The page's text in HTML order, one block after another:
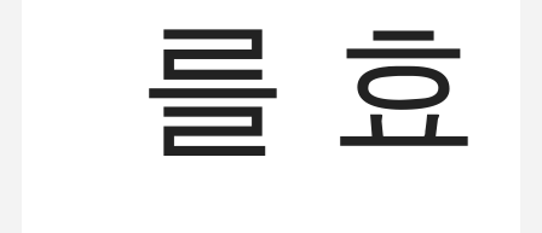
를 효